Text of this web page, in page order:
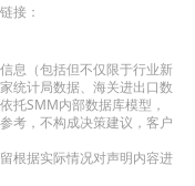
交易基无【SMM
接：
息（包括但不仅限于行业新
统计局数据、海关进出口数
托SMM内部数据库模型，
考，不构成决策建议，客户
根据实际情况对声明内容进